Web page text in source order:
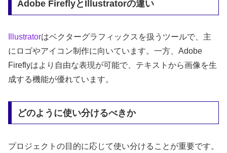
Adobe FireflyとIllustratorの違い
Illustratorはベクターグラフィックスを扱うツールで、主
にロゴやアイコン制作に向いています。一方、Adobe
Fireflyはより自由な表現が可能で、テキストから画像を生
成する機能が優れています。
どのように使い分けるべきか
プロジェクトの目的に応じて使い分けることが重要です。